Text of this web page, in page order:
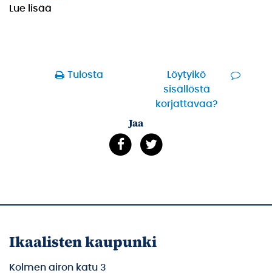
Lue lisää
Tulosta
Löytyikö
sisällöstä
korjattavaa?
Jaa
Ikaalisten kaupunki
Kolmen airon katu 3